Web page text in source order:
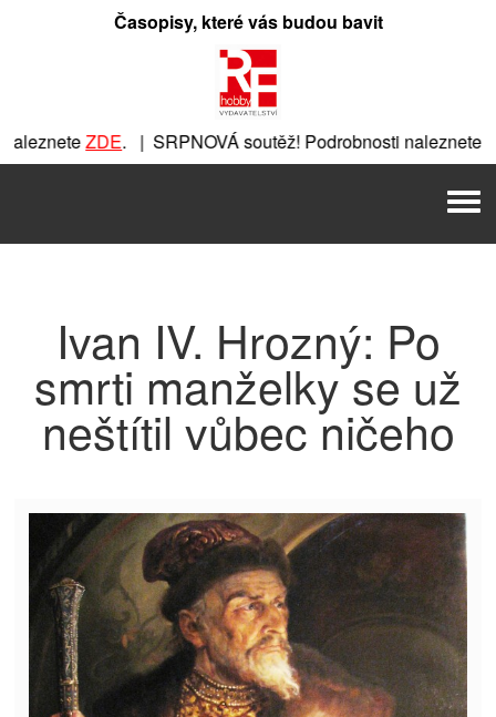
Časopisy, které vás budou bavit
ZDE. | SRPNOVÁ soutěž! Podrobnosti naleznete
. | SRPNOVÁ
Ivan IV. Hrozný: Po
smrti manželky se už
neštítil vůbec ničeho